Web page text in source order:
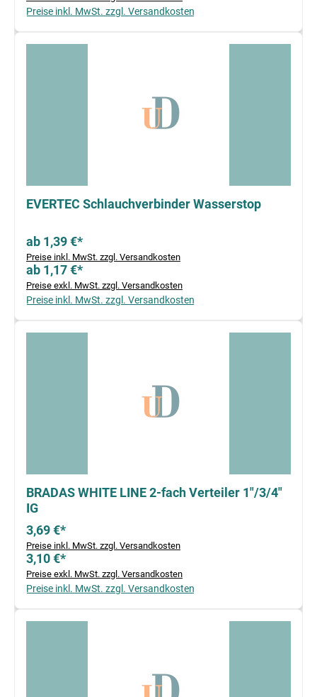
Preise inkl. MwSt. zzgl. Versandkosten
EVERTEC Schlauchverbinder Wasserstop
ab 1,39 €*
Preise inkl. MwSt. zzgl. Versandkosten
ab 1,17 €*
Preise exkl. MwSt. zzgl. Versandkosten
Preise inkl. MwSt. zzgl. Versandkosten
BRADAS WHITE LINE 2-fach Verteiler 1"/3/4"
IG
3,69 €*
Preise inkl. MwSt. zzgl. Versandkosten
3,10 €*
Preise exkl. MwSt. zzgl. Versandkosten
Preise inkl. MwSt. zzgl. Versandkosten